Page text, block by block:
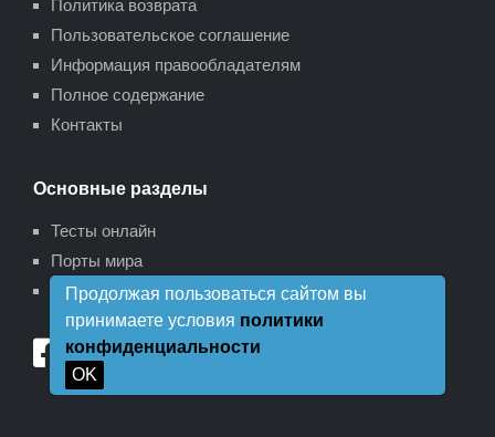
Политика возврата
Пользовательское соглашение
Информация правообладателям
Полное содержание
Контакты
Основные разделы
Тесты онлайн
Порты мира
Карта сайта
Продолжая пользоваться сайтом вы
принимаете условия политики
конфиденциальности
OK